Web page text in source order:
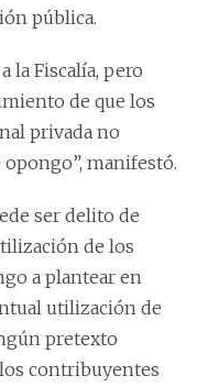
pública.
la Fiscalía, pero
de que los
privada no
manifestó.
ser delito de
de los
a plantear en
utilización de
pretexto
contribuyentes